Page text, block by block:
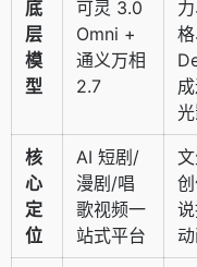
底
层
模
型
可灵 3.0
Omni +
通义万相
2.7
格
核
心
定
位
AI 短剧/
漫剧/唱
歌视频一
站式平台
动